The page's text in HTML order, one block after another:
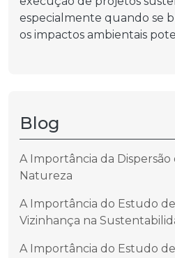
especialmente quando se
os impactos ambientais
Blog
A Importância da
Natureza
A Importância do Estudo
Vizinhança na
A Importância do Estudo